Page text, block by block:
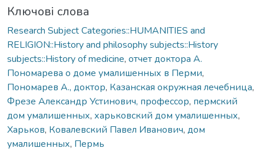
Ключові слова
Research Subject Categories::HUMANITIES and
RELIGION::History and philosophy subjects::History
subjects::History of medicine, отчет доктора А.
Пономарева о доме умалишенных в Перми,
Пономарев А., доктор, Казанская окружная лечебница,
Фрезе Александр Устинович, профессор, пермский
дом умалишенных, харьковский дом умалишенных,
Харьков, Ковалевский Павел Иванович, дом
умалишенных, Пермь